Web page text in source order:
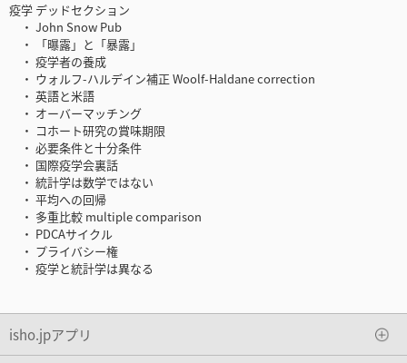
疫学 デッドセクション
・ John Snow Pub
・ 「曝露」と「暴露」
・ 疫学者の養成
・ ウォルフ-ハルデイン補正 Woolf-Haldane correction
・ 英語と米語
・ オーバーマッチング
・ コホート研究の賞味期限
・ 必要条件と十分条件
・ 国際疫学会裏話
・ 統計学は数学ではない
・ 平均への回帰
・ 多重比較 multiple comparison
・ PDCAサイクル
・ プライバシー権
・ 疫学と統計学は異なる
isho.jpアプリ